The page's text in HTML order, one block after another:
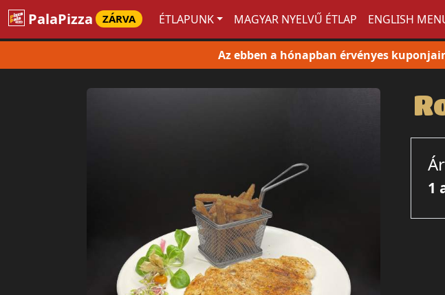
PalaPizza ZÁRVA ÉTLAPUNK MAGYAR NYELVŰ ÉTLAP ENGLISH
Az ebben a hónapban érvényes
Ár
1